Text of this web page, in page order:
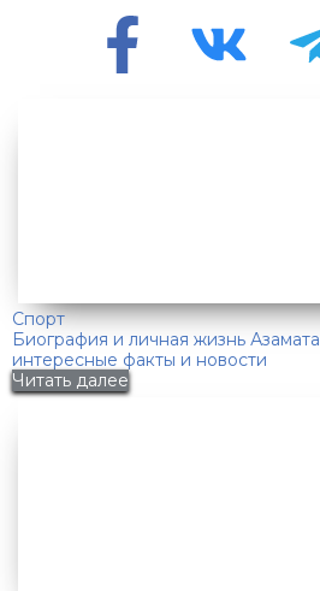
Спорт
Биография и личная жизнь
интересные факты и новости
Читать далее